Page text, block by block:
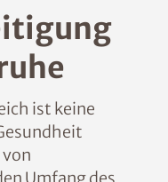
ist keine